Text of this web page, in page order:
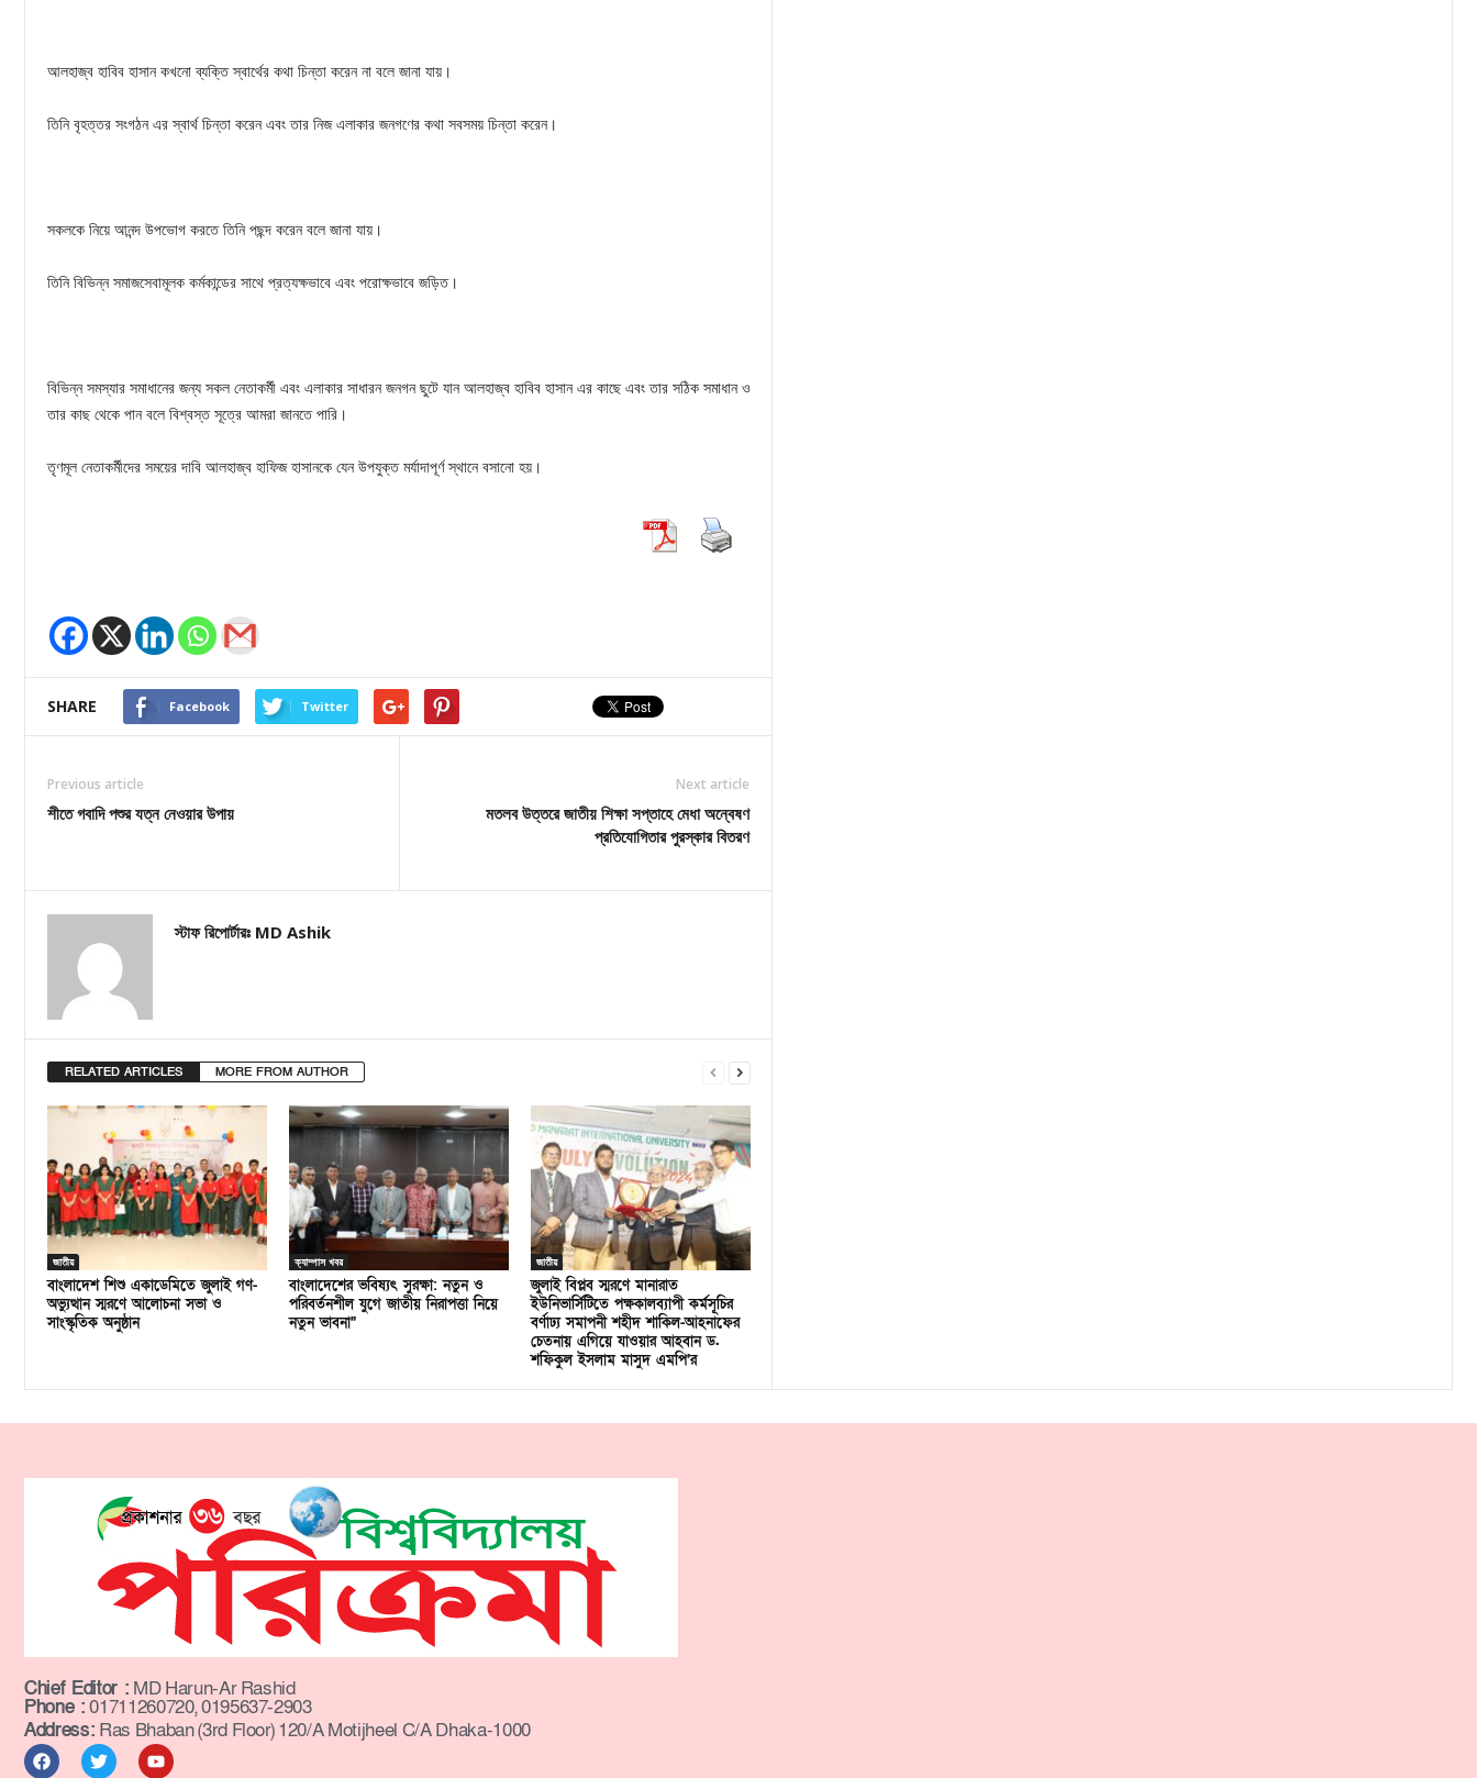
আলহাজ্ব হাবিব হাসান কখনো ব্যক্তি স্বার্থের কথা চিন্তা করেন না বলে জানা যায়।
তিনি বৃহত্তর সংগঠন এর স্বার্থ চিন্তা করেন এবং তার নিজ এলাকার জনগণের কথা সবসময় চিন্তা করেন।
সকলকে নিয়ে আনন্দ উপভোগ করতে তিনি পছন্দ করেন বলে জানা যায়।
তিনি বিভিন্ন সমাজসেবামূলক কর্মকান্ডের সাথে প্রত্যক্ষভাবে এবং পরোক্ষভাবে জড়িত।
বিভিন্ন সমস্যার সমাধানের জন্য সকল নেতাকর্মী এবং এলাকার সাধারন জনগন ছুটে যান আলহাজ্ব হাবিব হাসান এর কাছে এবং তার সঠিক সমাধান ও
তার কাছ থেকে পান বলে বিশ্বস্ত সূত্রে আমরা জানতে পারি।
তৃণমূল নেতাকর্মীদের সময়ের দাবি আলহাজ্ব হাফিজ হাসানকে যেন উপযুক্ত মর্যাদাপূর্ণ স্থানে বসানো হয়।
SHARE Facebook Twitter
Previous article
শীতে গবাদি পশুর যত্ন নেওয়ার উপায়
Next article
মতলব উত্তরে জাতীয় শিক্ষা সপ্তাহে মেধা অন্বেষণ
প্রতিযোগিতার পুরস্কার বিতরণ
স্টাফ রিপোর্টারঃ MD Ashik
RELATED ARTICLES MORE FROM AUTHOR
জাতীয়
বাংলাদেশ শিশু একাডেমিতে জুলাই গণ-
অভ্যুত্থান স্মরণে আলোচনা সভা ও
সাংস্কৃতিক অনুষ্ঠান
ক্যাম্পাস খবর
বাংলাদেশের ভবিষ্যৎ সুরক্ষা: নতুন ও
পরিবর্তনশীল যুগে জাতীয় নিরাপত্তা নিয়ে
নতুন ভাবনা”
জাতীয়
জুলাই বিপ্লব স্মরণে মানারাত
ইউনিভার্সিটিতে পক্ষকালব্যাপী কর্মসূচির
বর্ণাঢ্য সমাপনী শহীদ শাকিল-আহনাফের
চেতনায় এগিয়ে যাওয়ার আহবান ড.
শফিকুল ইসলাম মাসুদ এমপি’র
Chief Editor : MD Harun-Ar Rashid
Phone :01711260720, 0195637-2903
Address: Ras Bhaban (3rd Floor) 120/A Motijheel C/A Dhaka-1000